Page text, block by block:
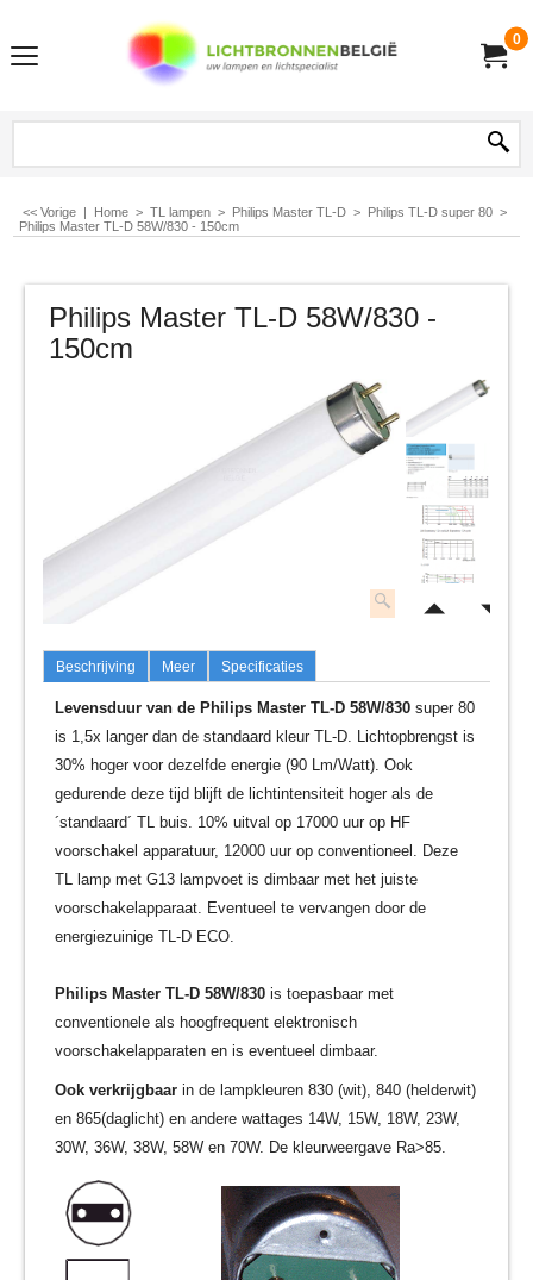
0
<< Vorige | Home > TL lampen > Philips Master TL-D > Philips TL-D super 80 >
Philips Master TL-D 58W/830 - 150cm
Philips Master TL-D 58W/830 -
150cm
Beschrijving Meer Specificaties
Levensduur van de Philips Master TL-D 58W/830 super 80
is 1,5x langer dan de standaard kleur TL-D. Lichtopbrengst is
30% hoger voor dezelfde energie (90 Lm/Watt). Ook
gedurende deze tijd blijft de lichtintensiteit hoger als de
´standaard´ TL buis. 10% uitval op 17000 uur op HF
voorschakel apparatuur, 12000 uur op conventioneel. Deze
TL lamp met G13 lampvoet is dimbaar met het juiste
voorschakelapparaat. Eventueel te vervangen door de
energiezuinige TL-D ECO.
Philips Master TL-D 58W/830 is toepasbaar met
conventionele als hoogfrequent elektronisch
voorschakelapparaten en is eventueel dimbaar.
Ook verkrijgbaar in de lampkleuren 830 (wit), 840 (helderwit)
en 865(daglicht) en andere wattages 14W, 15W, 18W, 23W,
30W, 36W, 38W, 58W en 70W. De kleurweergave Ra>85.